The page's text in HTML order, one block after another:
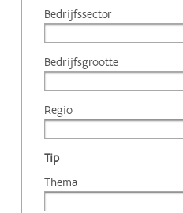
Bedrijfssector
Bedrijfsgrootte
Regio
Tip
Thema